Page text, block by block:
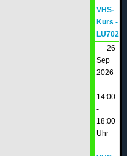
VHS-
Kurs -
LU702
26
Sep
2026
14:00
-
18:00
Uhr